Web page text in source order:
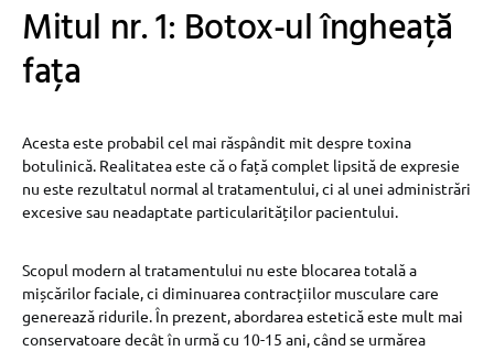
Mitul nr. 1: Botox-ul îngheață
fața
Acesta este probabil cel mai răspândit mit despre toxina
botulinică. Realitatea este că o față complet lipsită de expresie
nu este rezultatul normal al tratamentului, ci al unei administrări
excesive sau neadaptate particularităților pacientului.
Scopul modern al tratamentului nu este blocarea totală a
mișcărilor faciale, ci diminuarea contracțiilor musculare care
generează ridurile. În prezent, abordarea estetică este mult mai
conservatoare decât în urmă cu 10-15 ani, când se urmărea